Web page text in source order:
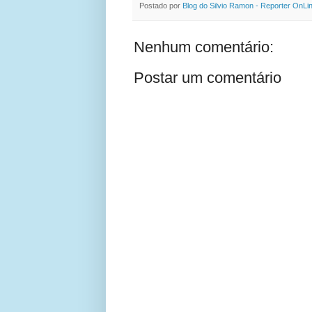
Postado por Blog do Silvio Ramon - Reporter
Nenhum comentário:
Postar um comentário